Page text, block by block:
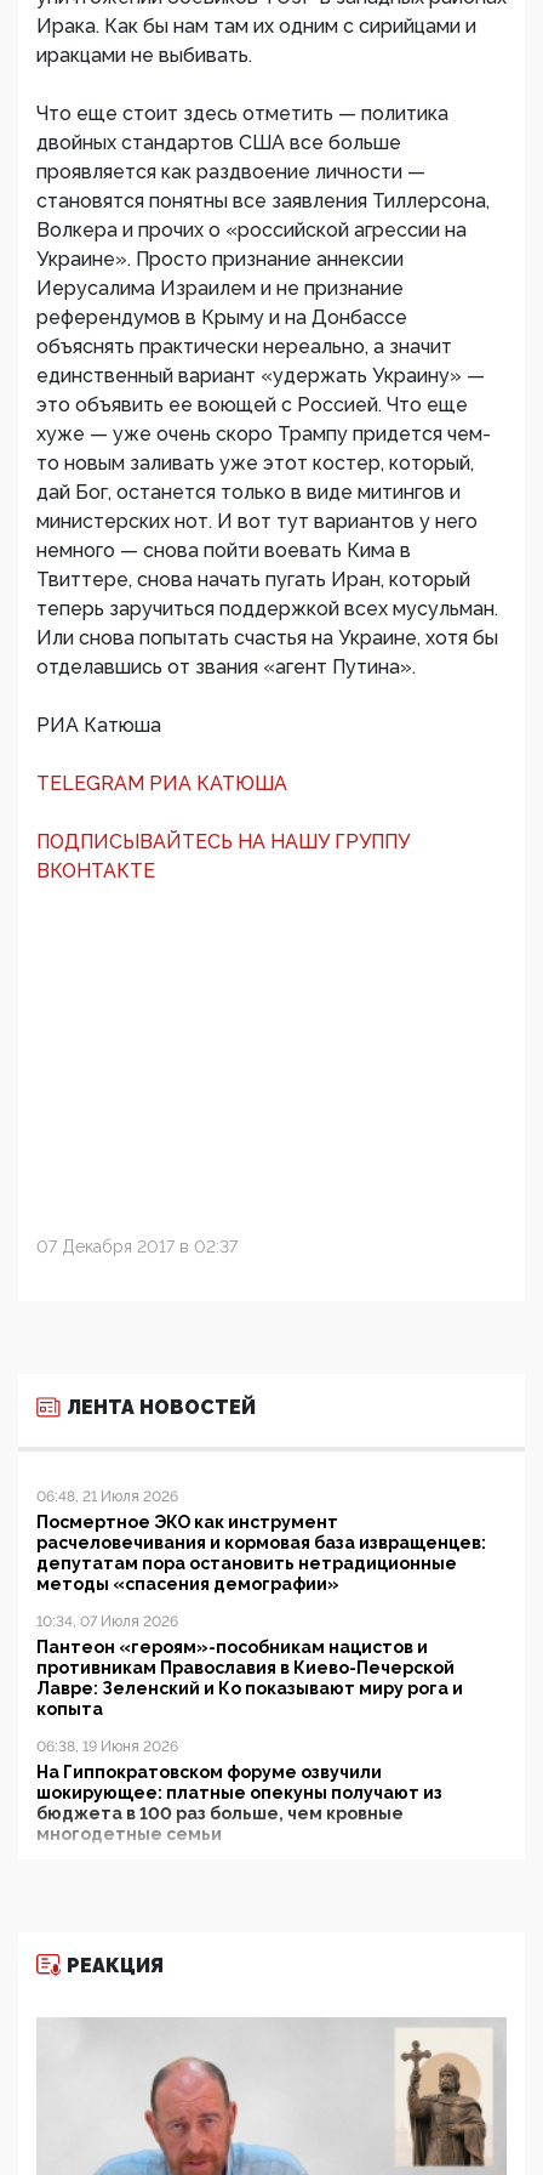
Ирака. Как бы нам там их одним с сирийцами и
иракцами не выбивать.
Что еще стоит здесь отметить — политика
двойных стандартов США все больше
проявляется как раздвоение личности —
становятся понятны все заявления Тиллерсона,
Волкера и прочих о «российской агрессии на
Украине». Просто признание аннексии
Иерусалима Израилем и не признание
референдумов в Крыму и на Донбассе
объяснять практически нереально, а значит
единственный вариант «удержать Украину» —
это объявить ее воющей с Россией. Что еще
хуже — уже очень скоро Трампу придется чем-
то новым заливать уже этот костер, который,
дай Бог, останется только в виде митингов и
министерских нот. И вот тут вариантов у него
немного — снова пойти воевать Кима в
Твиттере, снова начать пугать Иран, который
теперь заручиться поддержкой всех мусульман.
Или снова попытать счастья на Украине, хотя бы
отделавшись от звания «агент Путина».
РИА Катюша
TELEGRAM РИА КАТЮША
ПОДПИСЫВАЙТЕСЬ НА НАШУ ГРУППУ
ВКОНТАКТЕ
07 Декабря 2017 в 02:37
ЛЕНТА НОВОСТЕЙ
06:48, 21 Июля 2026
Посмертное ЭКО как инструмент
расчеловечивания и кормовая база извращенцев:
депутатам пора остановить нетрадиционные
методы «спасения демографии»
10:34, 07 Июля 2026
Пантеон «героям»-пособникам нацистов и
противникам Православия в Киево-Печерской
Лавре: Зеленский и Ко показывают миру рога и
копыта
06:38, 19 Июня 2026
На Гиппократовском форуме озвучили
шокирующее: платные опекуны получают из
бюджета в 100 раз больше, чем кровные
многодетные семьи
11:53, 09 Июня 2026
деятельность ИИТО ЮНЕСКО в России, но
цифроглобалисты продолжают определять
повестку в образовании
09:43, 01 Июня 2026
5G за счет здоровья граждан: Минцифры намерено
отобрать у регионов и муниципалитетов право
защищать жилые дома и социальные объекты от
РЕАКЦИЯ